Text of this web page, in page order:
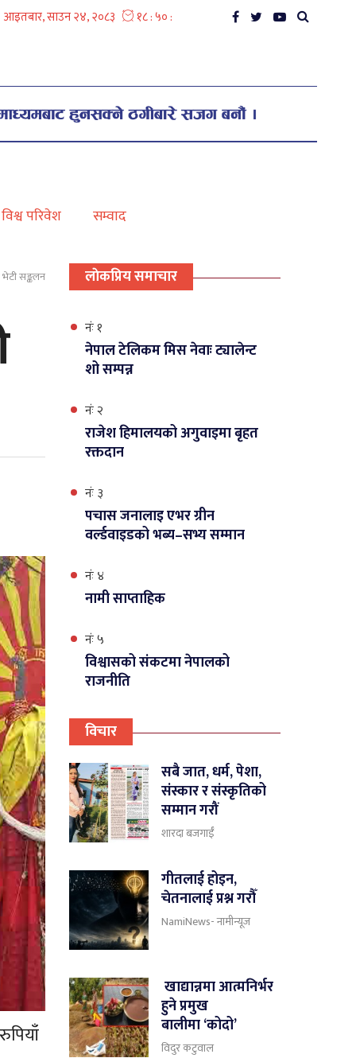
विश्व परिवेश सम्वाद
सङ्कलन लाेकप्रिय समाचार
नंः १
नेपाल टेलिकम मिस नेवाः ट्यालेन्ट
शो सम्पन्न
नंः २
राजेश हिमालयको अगुवाइमा बृहत
रक्तदान
नंः ३
पचास जनालाइ एभर ग्रीन
वर्ल्डवाइडको भब्य–सभ्य सम्मान
नंः ४
नामी साप्ताहिक
नंः ५
विश्वासको संकटमा नेपालको
राजनीति
विचार
सबै जात, धर्म, पेशा,
संस्कार र संस्कृतिको
सम्मान गरौं
शारदा बजगाईँ
गीतलाई होइन,
चेतनालाई प्रश्न गरौँ
NamiNews- नामीन्यूज
खाद्यान्नमा आत्मनिर्भर
हुने प्रमुख
बालीमा ‘कोदो’
विदुर कटुवाल